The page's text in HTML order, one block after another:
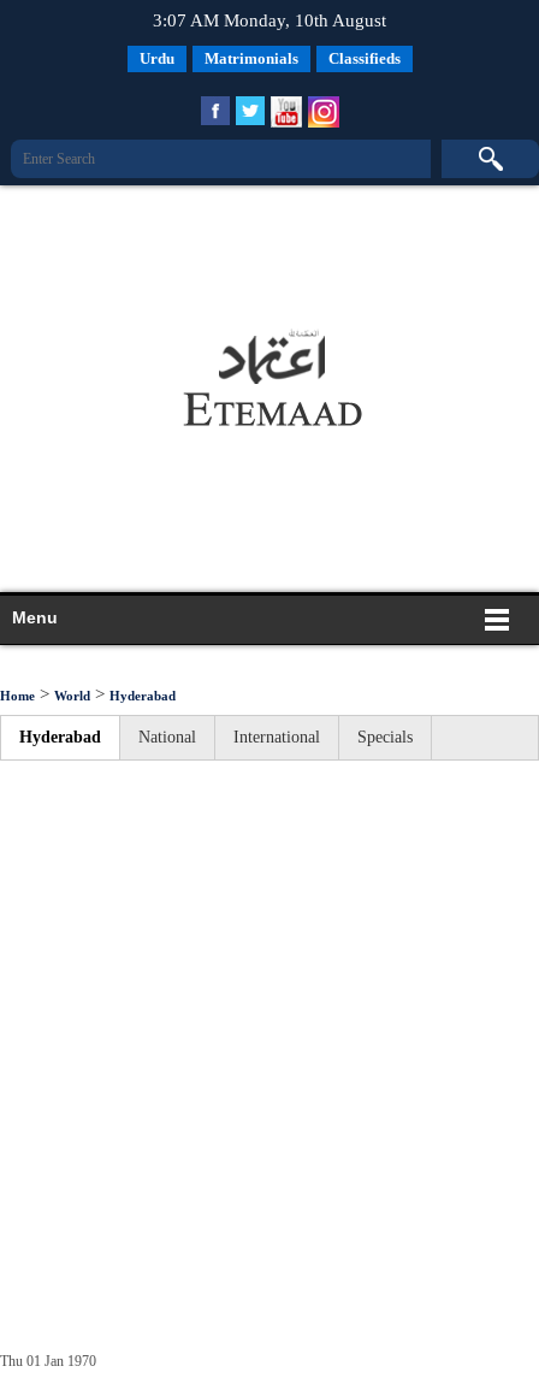
3:07 AM Monday, 10th August
Urdu Matrimonials Classifieds
Menu
Home > World > Hyderabad
Hyderabad National International Specials
Thu 01 Jan 1970